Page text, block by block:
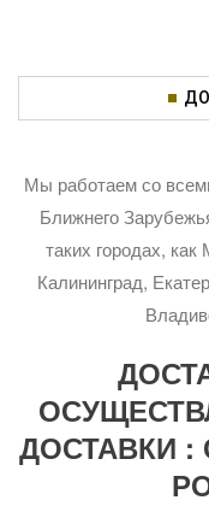
Мы работаем со
Ближнего
таких городах,
Калининград,
ДОСТАВКИ :